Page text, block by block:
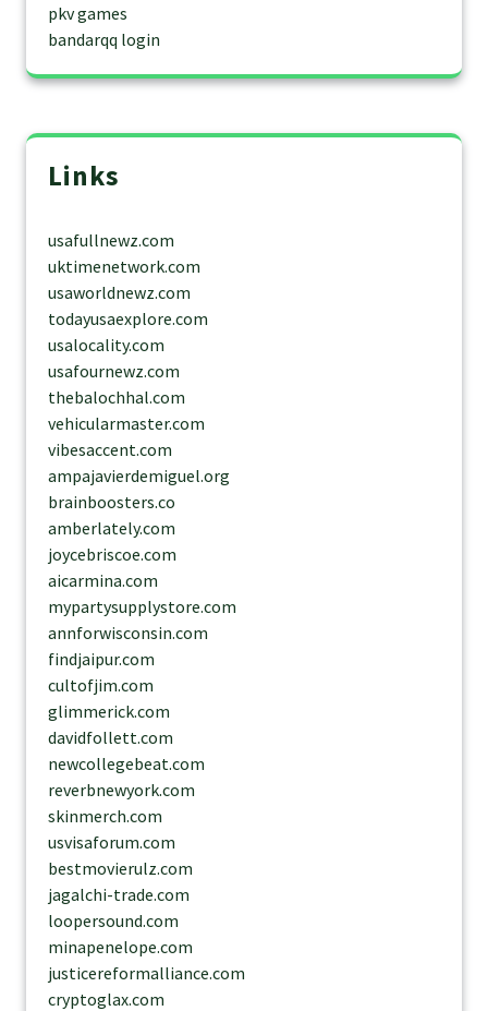
pkv games
bandarqq login
Links
usafullnewz.com
uktimenetwork.com
usaworldnewz.com
todayusaexplore.com
usalocality.com
usafournewz.com
thebalochhal.com
vehicularmaster.com
vibesaccent.com
ampajavierdemiguel.org
brainboosters.co
amberlately.com
joycebriscoe.com
aicarmina.com
mypartysupplystore.com
annforwisconsin.com
findjaipur.com
cultofjim.com
glimmerick.com
davidfollett.com
newcollegebeat.com
reverbnewyork.com
skinmerch.com
usvisaforum.com
bestmovierulz.com
jagalchi-trade.com
loopersound.com
minapenelope.com
justicereformalliance.com
cryptoglax.com